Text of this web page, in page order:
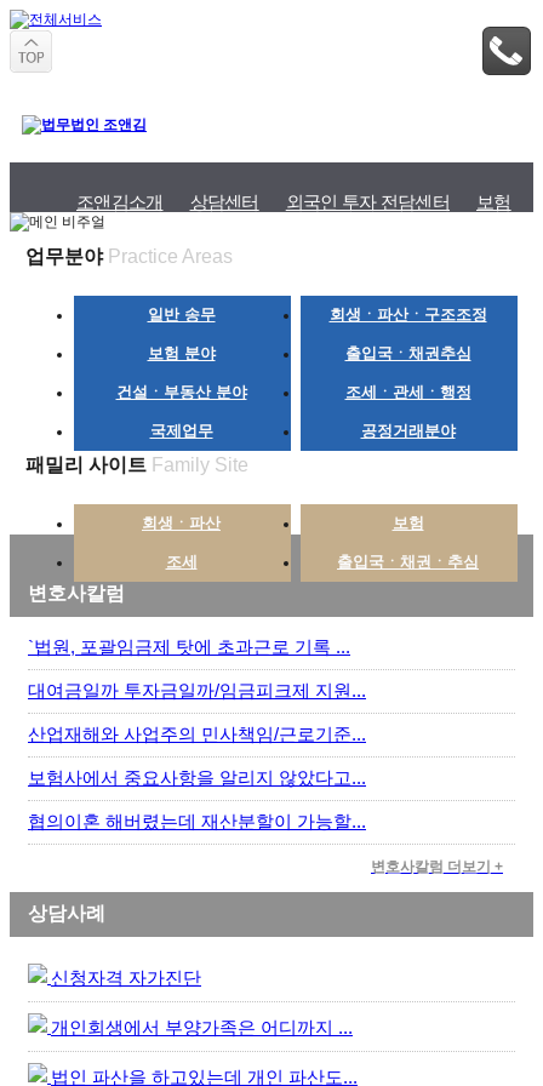
조앤김소개 상담센터 외국인 투자 전담센터 보험
업무분야 Practice Areas
일반 송무 회생ㆍ파산ㆍ구조조정
보험 분야 출입국ㆍ채권추심
건설ㆍ부동산 분야 조세ㆍ관세ㆍ행정
국제업무 공정거래분야
패밀리 사이트 Family Site
회생ㆍ파산 보험
조세 출입국ㆍ채권ㆍ추심
변호사칼럼
`법원, 포괄임금제 탓에 초과근로 기록 ...
대여금일까 투자금일까/임금피크제 지원...
산업재해와 사업주의 민사책임/근로기준...
보험사에서 중요사항을 알리지 않았다고...
협의이혼 해버렸는데 재산분할이 가능할...
변호사칼럼 더보기 +
상담사례
신청자격 자가진단
개인회생에서 부양가족은 어디까지 ...
법인 파산을 하고있는데 개인 파산도...